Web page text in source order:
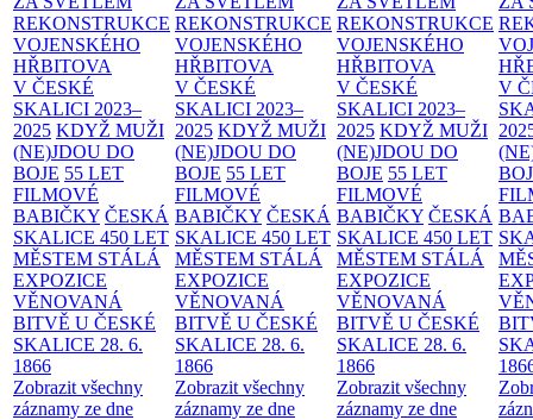
REKONSTRUKCE
VOJENSKÉHO
HŘBITOVA
V ČESKÉ
SKALICI 2023–
2025 KDYŽ MUŽI
(NE)JDOU DO
BOJE 55 LET
FILMOVÉ
BABIČKY ČESKÁ
SKALICE 450 LET
MĚSTEM STÁLÁ
EXPOZICE
VĚNOVANÁ
BITVĚ U ČESKÉ
SKALICE 28. 6.
1866
Zobrazit všechny
záznamy ze dne
REKONSTRUKCE
VOJENSKÉHO
HŘBITOVA
V ČESKÉ
SKALICI 2023–
2025 KDYŽ MUŽI
(NE)JDOU DO
BOJE 55 LET
FILMOVÉ
BABIČKY ČESKÁ
SKALICE 450 LET
MĚSTEM STÁLÁ
EXPOZICE
VĚNOVANÁ
BITVĚ U ČESKÉ
SKALICE 28. 6.
1866
Zobrazit všechny
záznamy ze dne
REKONSTRUKCE
VOJENSKÉHO
HŘBITOVA
V ČESKÉ
SKALICI 2023–
2025 KDYŽ MUŽI
(NE)JDOU DO
BOJE 55 LET
FILMOVÉ
BABIČKY ČESKÁ
SKALICE 450 LET
MĚSTEM STÁLÁ
EXPOZICE
VĚNOVANÁ
BITVĚ U ČESKÉ
SKALICE 28. 6.
1866
Zobrazit všechny
záznamy ze dne
V